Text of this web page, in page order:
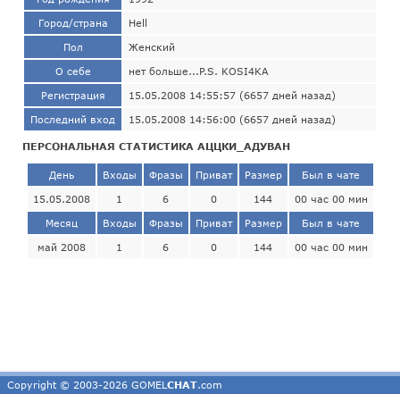
Город/страна Hell
Пол Женский
О себе нет больше...P.S. KOSI4KA
Регистрация 15.05.2008 14:55:57 (6657 дней назад)
Последний вход 15.05.2008 14:56:00 (6657 дней назад)
ПЕРСОНАЛЬНАЯ СТАТИСТИКА АЦЦКИ_АДУВАН
День Входы Фразы Приват Размер Был в чате
15.05.2008 1 6 0 144 00 час 00 мин
Месяц Входы Фразы Приват Размер Был в чате
май 2008 1 6 0 144 00 час 00 мин
Copyright © 2003-2026 GOMEL CHAT.com